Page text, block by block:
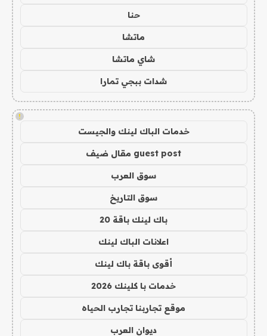
حنا
ماتشا
شاي ماتشا
شدات ببجي تمارا
!
خدمات الباك لينك والجيست
guest post مقال ضيف
سوق العرب
سوق التاريخ
باك لينك باقة 20
اعلانات الباك لينك
أقوى باقة باك لينك
خدمات با كلينك 2026
موقع تجاربنا تجارب الحياه
ديوان العرب